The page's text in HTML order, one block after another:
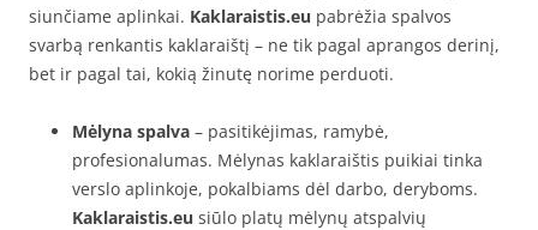
siunčiame aplinkai. Kaklaraistis.eu pabrėžia spalvos
svarbą renkantis kaklaraištį – ne tik pagal aprangos derinį,
bet ir pagal tai, kokią žinutę norime perduoti.
Mėlyna spalva – pasitikėjimas, ramybė,
profesionalumas. Mėlynas kaklaraištis puikiai tinka
verslo aplinkoje, pokalbiams dėl darbo, deryboms.
Kaklaraistis.eu siūlo platų mėlynų atspalvių